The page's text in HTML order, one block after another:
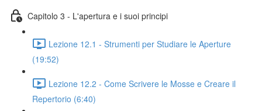
Capitolo 3 - L'apertura e i suoi principi
Lezione 12.1 - Strumenti per Studiare le Aperture
(19:52)
Lezione 12.2 - Come Scrivere le Mosse e Creare il
Repertorio (6:40)